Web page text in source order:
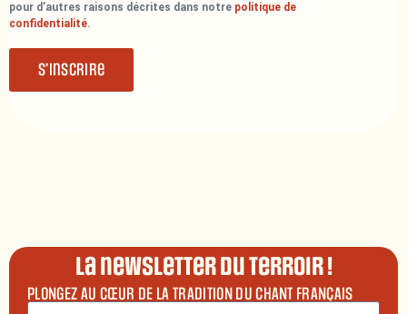
pour d’autres raisons décrites dans notre politique de
confidentialité.
S’inscrire
La newsletter du terroir !
PLONGEZ AU CŒUR DE LA TRADITION DU CHANT FRANÇAIS